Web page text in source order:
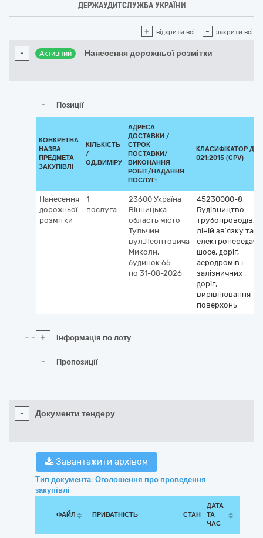
ДЕРЖАУДИТСЛУЖБА УКРАЇНИ
+ відкрити всі - закрити всі
- Активний Нанесення дорожньої розмітки
- Позиції
КОНКРЕТНА
НАЗВА
ПРЕДМЕТА
ЗАКУПІВЛІ
КІЛЬКІСТЬ
/
ОД.ВИМІРУ
АДРЕСА
ДОСТАВКИ /
СТРОК
ПОСТАВКИ/
ВИКОНАННЯ
РОБІТ/НАДАННЯ
ПОСЛУГ:
КЛАСИФІКАТОР ДК
021:2015 (CPV)
Нанесення
дорожньої
розмітки
1
послуга
23600 Україна
Вінницька
область місто
Тульчин
вул.Леонтовича
Миколи,
будинок 65
по 31-08-2026
45230000-8
Будівництво
трубопроводів,
ліній зв’язку та
електропередач,
шосе, доріг,
аеродромів і
залізничних
доріг;
вирівнювання
поверхонь
+ Інформація по лоту
- Пропозиції
- Документи тендеру
Завантажити архівом
Тип документа: Оголошення про проведення
закупівлі
ФАЙЛ ПРИВАТНІСТЬ СТАН
ДАТА
ТА
ЧАС